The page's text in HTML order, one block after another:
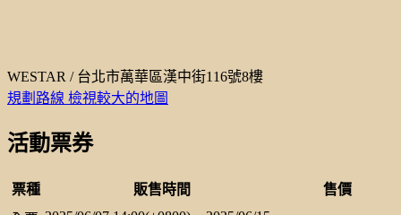
WESTAR / 台北市萬華區漢中街116號8樓
規劃路線 檢視較大的地圖
活動票券
票種 販售時間
售價